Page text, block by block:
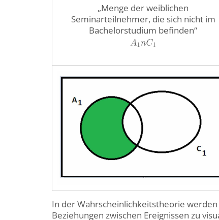
„Menge der weiblichen
Seminarteilnehmer, die sich nicht im
Bachelorstudium befinden“
In der Wahrscheinlichkeitstheorie
Beziehungen zwischen Ereignissen zu